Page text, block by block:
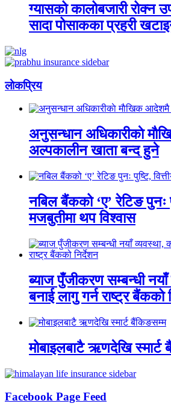
ग्यासको कालोबजारी रोक्न
सादा पोसाकका प्रहरी
लाेकप्रिय
अनुसन्धान अधिकारीकाे
अल्पकालीन खाता बन्द हुने
नबिल बैंकको ‘ए’ रेटिङ पुनः
मजबुतीमा थप विश्वास
ब्याज पुँजीकरण सम्बन्धी नयाँ
बनाई लागु गर्न राष्ट्र बैंकको
मोबाइलबाटै ऋणदेखि स्मार्ट
Facebook Page Feed